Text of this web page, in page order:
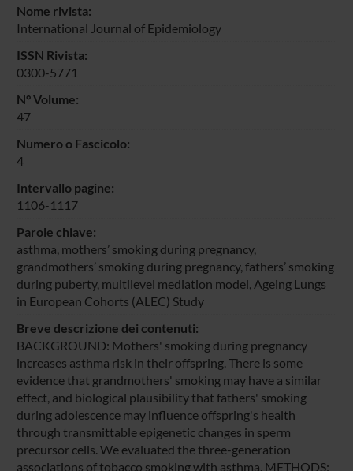
Nome rivista:
International Journal of Epidemiology
ISSN Rivista:
0300-5771
N° Volume:
47
Numero o Fascicolo:
4
Intervallo pagine:
1106-1117
Parole chiave:
asthma, mothers’ smoking during pregnancy,
grandmothers’ smoking during pregnancy, fathers’ smoking
during puberty, multilevel mediation model, Ageing Lungs
in European Cohorts (ALEC) Study
Breve descrizione dei contenuti:
BACKGROUND: Mothers' smoking during pregnancy
increases asthma risk in their offspring. There is some
evidence that grandmothers' smoking may have a similar
effect, and biological plausibility that fathers' smoking
during adolescence may influence offspring's health
through transmittable epigenetic changes in sperm
precursor cells. We evaluated the three-generation
associations of tobacco smoking with asthma. METHODS: